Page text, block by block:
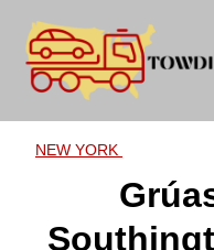
content
NEW YORK